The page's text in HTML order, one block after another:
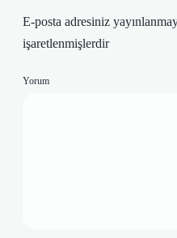
E-posta adresiniz
işaretlenmişlerdir
Yorum